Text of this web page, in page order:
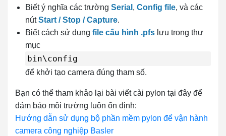
Biết ý nghĩa các trường Serial , Config file, và các
nútStart / Stop / Capture.
Biết cách sử dụng file cấu hình .pfs lưu trong thư
mục
bin\config
để khởi tạo camera đúng tham số.
Bạn có thể tham khảo lại bài viết cài pylon tại đây để
đảm bảo môi trường luôn ổn định:
Hướng dẫn sử dụng bộ phần mềm pylon để vận hành
camera công nghiệp Basler